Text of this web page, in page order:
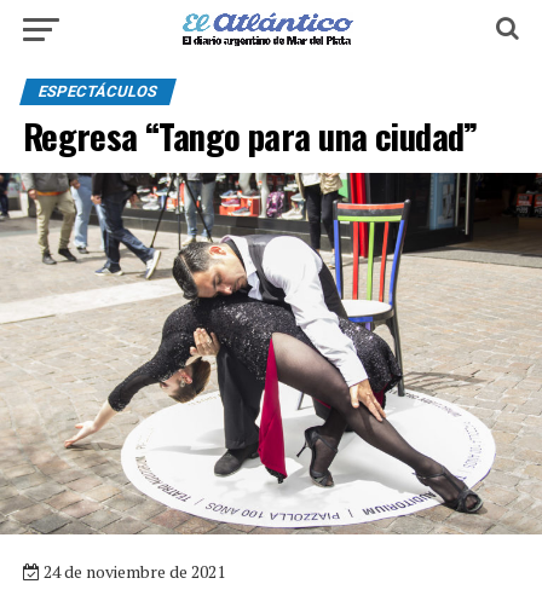
ESPECTÁCULOS
Regresa “Tango para una ciudad”
24 de noviembre de 2021